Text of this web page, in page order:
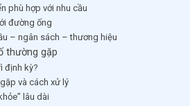
phù hợp với nhu cầu
đường ống
– ngân sách – thương hiệu
thường gặp
định kỳ?
và cách xử lý
lâu dài